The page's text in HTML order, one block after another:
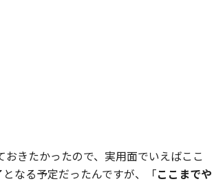
きたかったので、実用面でいえばここ
なる予定だったんですが、「ここまでや